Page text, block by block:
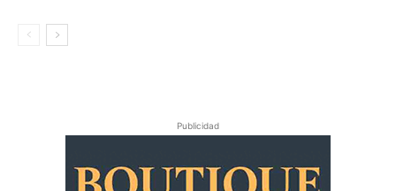
Publicidad